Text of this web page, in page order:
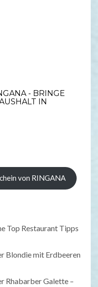
- BRINGE
IN
von RINGANA
Top Restaurant Tipps
Blondie mit Erdbeeren
Rhabarber Galette –